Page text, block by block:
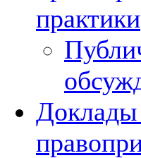
практики